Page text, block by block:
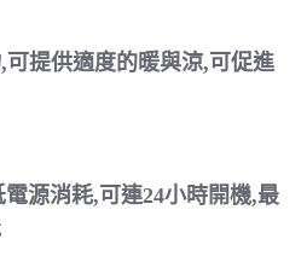
提供適度的暖與涼,可促進
源消耗,可連24小時開機,最